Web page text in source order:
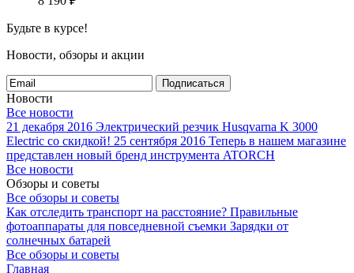
Будьте в курсе!
Новости, обзоры и акции
Подписаться
Новости
Все новости
21 декабря 2016 Электрический резчик Husqvarna K 3000
Electric со скидкой! 25 сентября 2016 Теперь в нашем магазине
представлен новый бренд инструмента ATORCH
Все новости
Обзоры и советы
Все обзоры и советы
Как отследить транспорт на расстояние? Правильные
фотоаппараты для повседневной съемки Зарядки от
солнечных батарей
Все обзоры и советы
Главная